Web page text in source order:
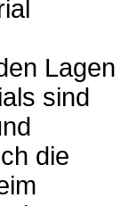
Lagen
sind
die